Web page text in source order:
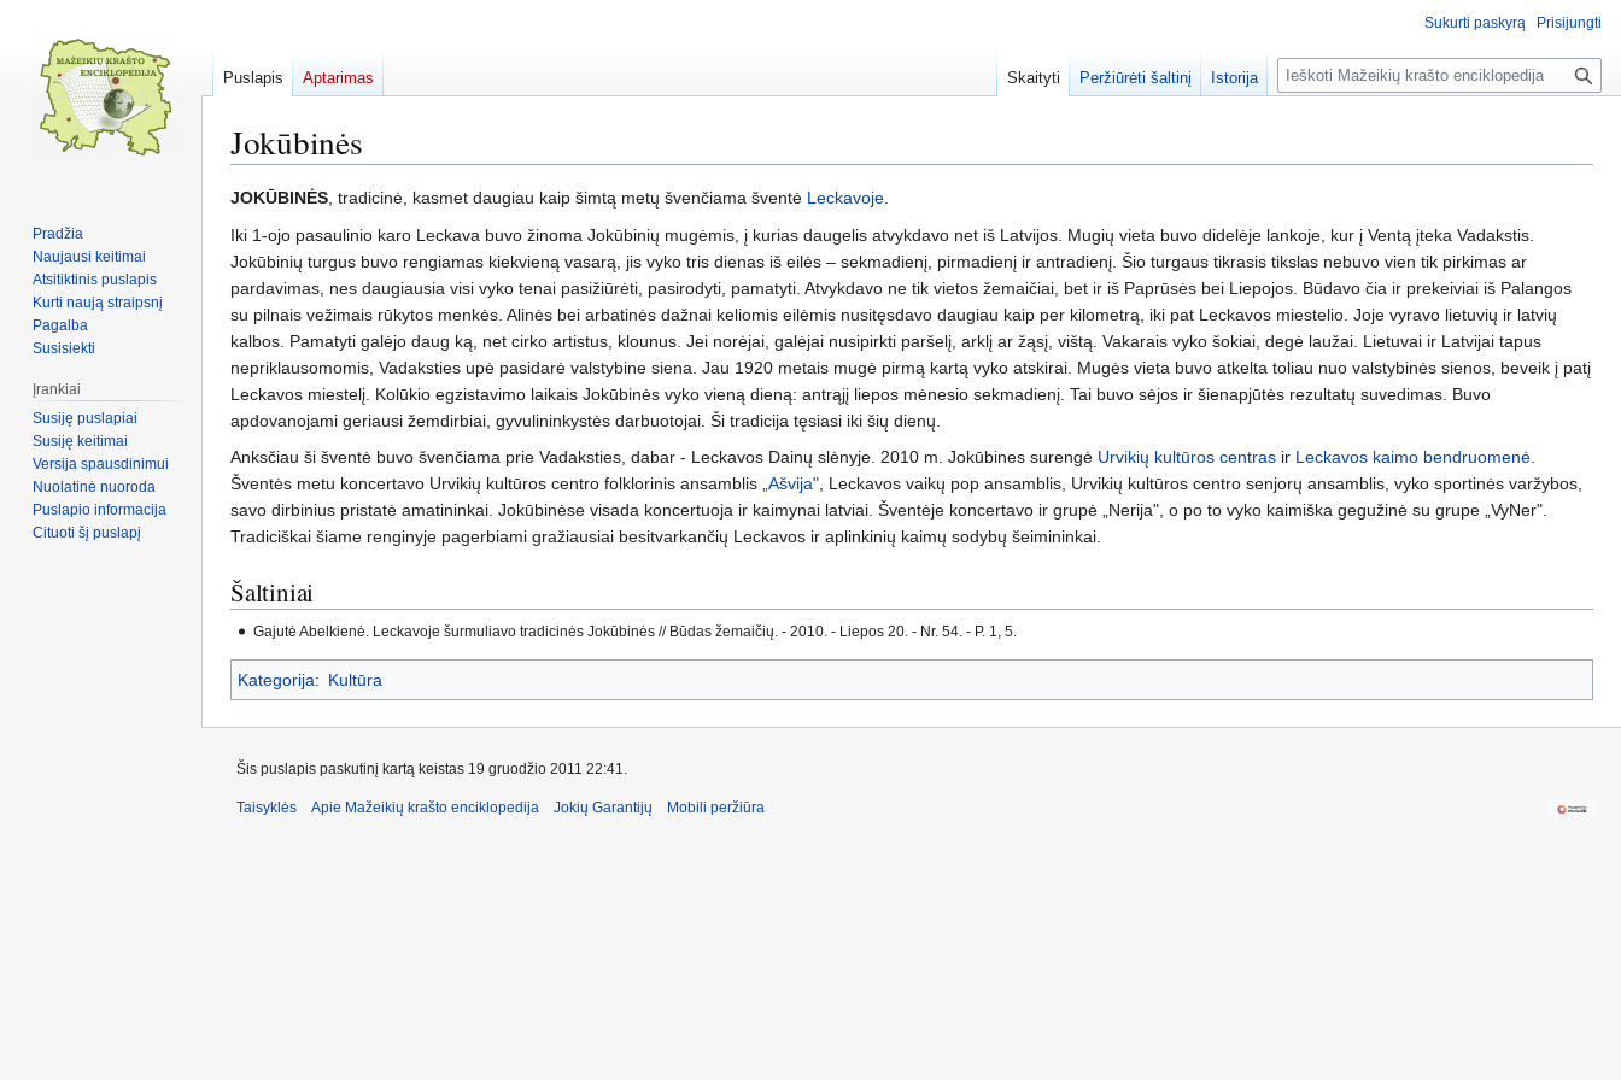
Jokūbinės
Pereiti
navigaciją
Jump
search
JOKŪBINĖS, tradicinė, kasmet daugiau kaip šimtą metų švenčiama šventė Leckavoje.
Iki 1-ojo pasaulinio karo Leckava buvo žinoma Jokūbinių mugėmis, į kurias daugelis atvykdavo net iš Latvijos. Mugių vieta buvo didelėje lankoje, kur į Ventą įteka Vadakstis.
Jokūbinių turgus buvo rengiamas kiekvieną vasarą, jis vyko tris dienas iš eilės – sekmadienį, pirmadienį ir antradienį. Šio turgaus tikrasis tikslas nebuvo vien tik pirkimas ar
pardavimas, nes daugiausia visi vyko tenai pasižiūrėti, pasirodyti, pamatyti. Atvykdavo ne tik vietos žemaičiai, bet ir iš Paprūsės bei Liepojos. Būdavo čia ir prekeiviai iš Palangos
su pilnais vežimais rūkytos menkės. Alinės bei arbatinės dažnai keliomis eilėmis nusitęsdavo daugiau kaip per kilometrą, iki pat Leckavos miestelio. Joje vyravo lietuvių ir latvių
kalbos. Pamatyti galėjo daug ką, net cirko artistus, klounus. Jei norėjai, galėjai nusipirkti paršelį, arklį ar žąsį, vištą. Vakarais vyko šokiai, degė laužai. Lietuvai ir Latvijai tapus
nepriklausomomis, Vadaksties upė pasidarė valstybine siena. Jau 1920 metais mugė pirmą kartą vyko atskirai. Mugės vieta buvo atkelta toliau nuo valstybinės sienos, beveik į patį
Leckavos miestelį. Kolūkio egzistavimo laikais Jokūbinės vyko vieną dieną: antrąjį liepos mėnesio sekmadienį. Tai buvo sėjos ir šienapjūtės rezultatų suvedimas. Buvo
apdovanojami geriausi žemdirbiai, gyvulininkystės darbuotojai. Ši tradicija tęsiasi iki šių dienų.
Anksčiau ši šventė buvo švenčiama prie Vadaksties, dabar - Leckavos Dainų slėnyje. 2010 m. Jokūbines surengė Urvikių kultūros centrasir Leckavos kaimo bendruomenė.
Šventės metu koncertavo Urvikių kultūros centro folklorinis ansamblis „Ašvija", Leckavos vaikų pop ansamblis, Urvikių kultūros centro senjorų ansamblis, vyko sportinės varžybos,
savo dirbinius pristatė amatininkai. Jokūbinėse visada koncertuoja ir kaimynai latviai. Šventėje koncertavo ir grupė „Nerija", o po to vyko kaimiška gegužinė su grupe „VyNer".
Tradiciškai šiame renginyje pagerbiami gražiausiai besitvarkančių Leckavos ir aplinkinių kaimų sodybų šeimininkai.
Šaltiniai
Gajutė Abelkienė. Leckavoje šurmuliavo tradicinės Jokūbinės // Būdas žemaičių. - 2010. - Liepos 20. - Nr. 54. - P. 1, 5.
Kategorija: Kultūra
Sukurti paskyrą Prisijungti
Puslapis Aptarimas Skaityti Peržiūrėti šaltinį Istorija
P
a
a
Pradžia
Naujausi keitimai
Atsitiktinis puslapis
Kurti naują straipsnį
Pagalba
Susisiekti
Įrankiai
Susiję puslapiai
Susiję keitimai
Versija spausdinimui
Nuolatinė nuoroda
Puslapio informacija
Cituoti šį puslapį
Šis puslapis paskutinį kartą keistas 19 gruodžio 2011 22:41.
Taisyklės Apie Mažeikių krašto enciklopedija Jokių Garantijų Mobili peržiūra